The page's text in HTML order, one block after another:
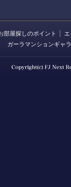
部屋探しのポイント
ガーラマンションギャ